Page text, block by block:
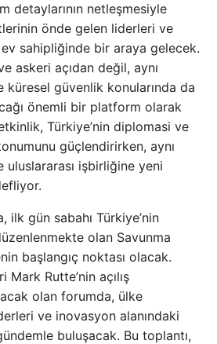
detaylarının netleşmesiyle
önde gelen liderleri ve
sahipliğinde bir araya gelecek.
askeri açıdan değil, aynı
küresel güvenlik konularında da
önemli bir platform olarak
Türkiye’nin diplomasi ve
güçlendirirken, aynı
işbirliğine yeni
ilk gün sabahı Türkiye’nin
olan Savunma
başlangıç noktası olacak.
Mark Rutte’nin açılış
olan forumda, ülke
ve inovasyon alanındaki
buluşacak. Bu toplantı,